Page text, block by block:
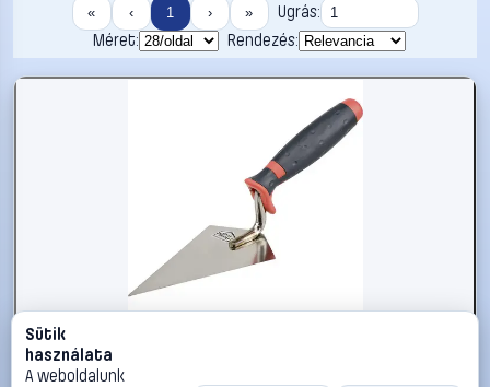
« ‹ 1 › »
Ugrás:
Méret:
Rendezés:
#2734353
kwb 925564 Hegyes vakolókanál Edelstahl
Sütik
használata
A weboldalunk